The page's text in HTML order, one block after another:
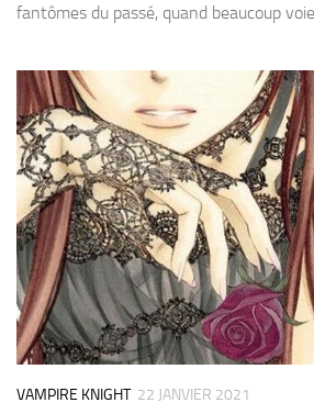
fantômes du passé, quand beaucoup
VAMPIRE KNIGHT 22 JANVIER 2021